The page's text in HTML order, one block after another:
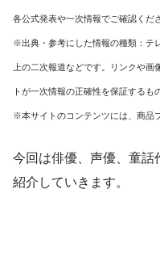
各公式発表や一次情報でご確認くだ
※出典・参考にした情報の種類：テ
上の二次報道などです。リンクや
トが一次情報の正確性を保証するも
※本サイトのコンテンツには、商品
今回は俳優、声優、童話
紹介していきます。